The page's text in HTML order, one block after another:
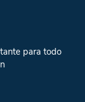
para todo